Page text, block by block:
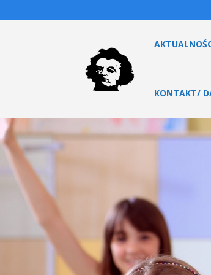
KONTAKT/